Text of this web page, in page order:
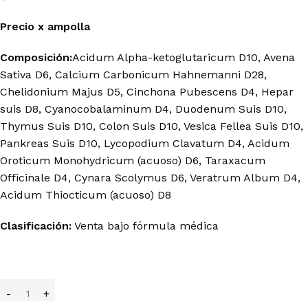
Precio x ampolla
Composición:Acidum Alpha-ketoglutaricum D10, Avena
Sativa D6, Calcium Carbonicum Hahnemanni D28,
Chelidonium Majus D5, Cinchona Pubescens D4, Hepar
suis D8, Cyanocobalaminum D4, Duodenum Suis D10,
Thymus Suis D10, Colon Suis D10, Vesica Fellea Suis D10,
Pankreas Suis D10, Lycopodium Clavatum D4, Acidum
Oroticum Monohydricum (acuoso) D6, Taraxacum
Officinale D4, Cynara Scolymus D6, Veratrum Album D4,
Acidum Thiocticum (acuoso) D8
Clasificación: Venta bajo fórmula médica